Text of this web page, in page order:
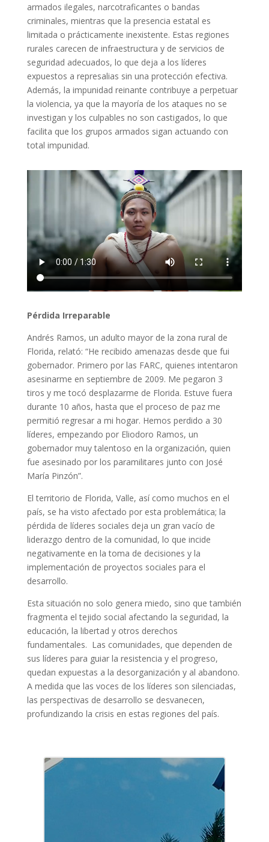
armados ilegales, narcotraficantes o bandas
criminales, mientras que la presencia estatal es
limitada o prácticamente inexistente. Estas regiones
rurales carecen de infraestructura y de servicios de
seguridad adecuados, lo que deja a los líderes
expuestos a represalias sin una protección efectiva.
Además, la impunidad reinante contribuye a perpetuar
la violencia, ya que la mayoría de los ataques no se
investigan y los culpables no son castigados, lo que
facilita que los grupos armados sigan actuando con
total impunidad.
Pérdida Irreparable
Andrés Ramos, un adulto mayor de la zona rural de
Florida, relató: “He recibido amenazas desde que fui
gobernador. Primero por las FARC, quienes intentaron
asesinarme en septiembre de 2009. Me pegaron 3
tiros y me tocó desplazarme de Florida. Estuve fuera
durante 10 años, hasta que el proceso de paz me
permitió regresar a mi hogar. Hemos perdido a 30
líderes, empezando por Eliodoro Ramos, un
gobernador muy talentoso en la organización, quien
fue asesinado por los paramilitares junto con José
María Pinzón”.
El territorio de Florida, Valle, así como muchos en el
país, se ha visto afectado por esta problemática; la
pérdida de líderes sociales deja un gran vacío de
liderazgo dentro de la comunidad, lo que incide
negativamente en la toma de decisiones y la
implementación de proyectos sociales para el
desarrollo.
Esta situación no solo genera miedo, sino que también
fragmenta el tejido social afectando la seguridad, la
educación, la libertad y otros derechos
fundamentales. Las comunidades, que dependen de
sus líderes para guiar la resistencia y el progreso,
quedan expuestas a la desorganización y al abandono.
A medida que las voces de los líderes son silenciadas,
las perspectivas de desarrollo se desvanecen,
profundizando la crisis en estas regiones del país.